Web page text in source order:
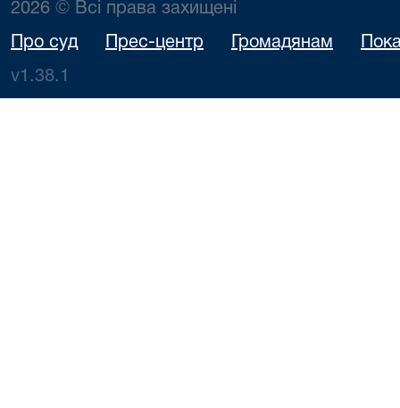
2026 © Всі права захищені
Про суд Прес-центр Громадянам
v1.38.1